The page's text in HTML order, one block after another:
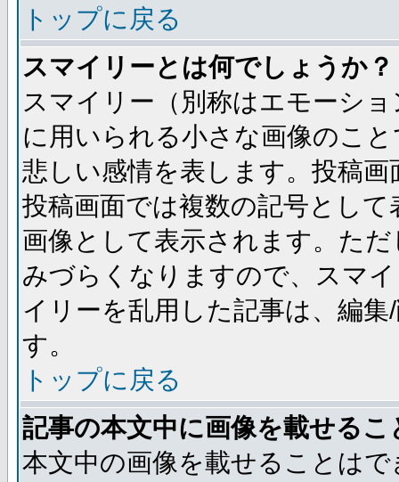
トップに戻る
スマイリーとは何でしょうか？
スマイリー（別称はエモーシ
に用いられる小さな画像のこ
悲しい感情を表します。投稿
投稿画面では複数の記号とし
画像として表示されます。た
みづらくなりますので、スマ
イリーを乱用した記事は、編
す。
トップに戻る
記事の本文中に画像を載せる
本文中の画像を載せることは